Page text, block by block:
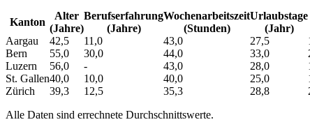
Kanton
Alter
(Jahre)
Berufs­erfahrung
(Jahre)
Wochen­arbeitszeit
(Stunden)
Urlaubs­tage
(Jahr)
Aargau
42,5 11,0 43,0 27,5
Bern
55,0 30,0 44,0 33,0
Luzern
56,0 - 43,0 28,0
St. Gallen40,0 10,0 40,0 25,0
Zürich
39,3 12,5 35,3 28,8
Alle Daten sind errechnete Durchschnittswerte.